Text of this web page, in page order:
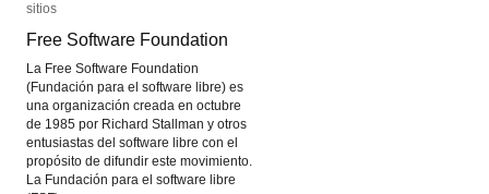
sitios
Free Software Foundation
La Free Software Foundation
(Fundación para el software libre) es
una organización creada en octubre
de 1985 por Richard Stallman y otros
entusiastas del software libre con el
propósito de difundir este movimiento.
La Fundación para el software libre
sitios
Free Software Foundation